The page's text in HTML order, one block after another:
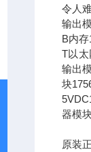
令人
输出
B内
T以太
输出
块
器模
原装